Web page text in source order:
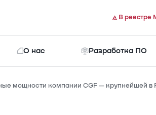
В реестре
О нас Разработка ПО
мощности компании CGF — крупнейшей в